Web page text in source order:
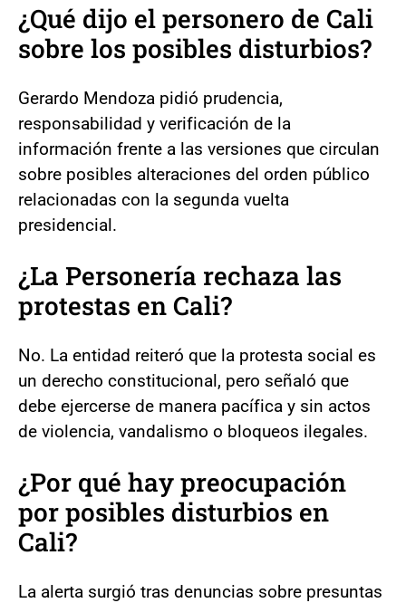
¿Qué dijo el personero de Cali
sobre los posibles disturbios?
Gerardo Mendoza pidió prudencia,
responsabilidad y verificación de la
información frente a las versiones que circulan
sobre posibles alteraciones del orden público
relacionadas con la segunda vuelta
presidencial.
¿La Personería rechaza las
protestas en Cali?
No. La entidad reiteró que la protesta social es
un derecho constitucional, pero señaló que
debe ejercerse de manera pacífica y sin actos
de violencia, vandalismo o bloqueos ilegales.
¿Por qué hay preocupación
por posibles disturbios en
Cali?
La alerta surgió tras denuncias sobre presuntas